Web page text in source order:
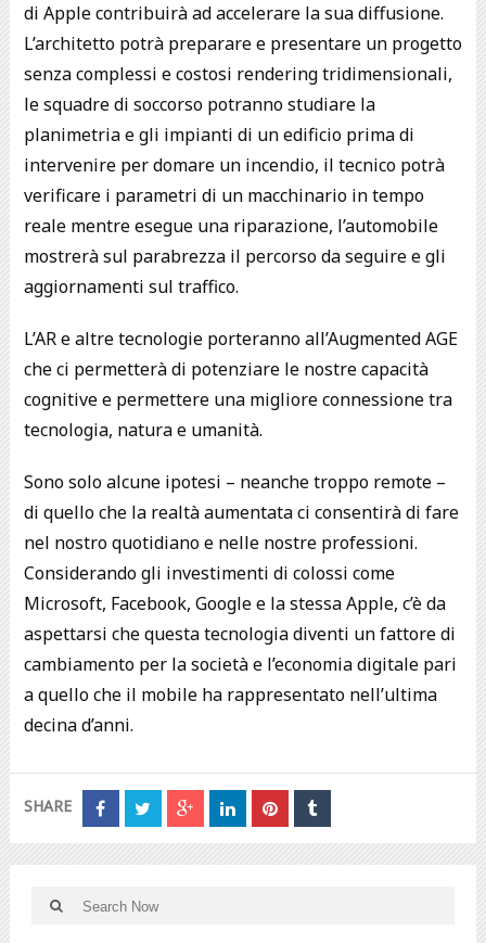
di Apple contribuirà ad accelerare la sua diffusione.
L’architetto potrà preparare e presentare un progetto
senza complessi e costosi rendering tridimensionali,
le squadre di soccorso potranno studiare la
planimetria e gli impianti di un edificio prima di
intervenire per domare un incendio, il tecnico potrà
verificare i parametri di un macchinario in tempo
reale mentre esegue una riparazione, l’automobile
mostrerà sul parabrezza il percorso da seguire e gli
aggiornamenti sul traffico.
L’AR e altre tecnologie porteranno all’Augmented AGE
che ci permetterà di potenziare le nostre capacità
cognitive e permettere una migliore connessione tra
tecnologia, natura e umanità.
Sono solo alcune ipotesi – neanche troppo remote –
di quello che la realtà aumentata ci consentirà di fare
nel nostro quotidiano e nelle nostre professioni.
Considerando gli investimenti di colossi come
Microsoft, Facebook, Google e la stessa Apple, c’è da
aspettarsi che questa tecnologia diventi un fattore di
cambiamento per la società e l’economia digitale pari
a quello che il mobile ha rappresentato nell’ultima
decina d’anni.
SHARE